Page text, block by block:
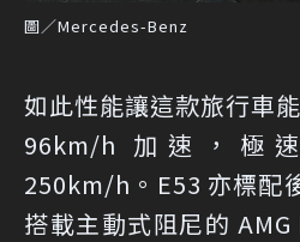
圖／Mercedes-Benz
如此性能讓這款旅行車
96km/h 加速，極
250km/h。E53 亦標配
搭載主動式阻尼的